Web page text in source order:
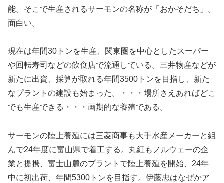
能。そこで生産されるサーモンの名称が「おかそだち」。
面白い。
現在は年間30トンを生産、関東圏を中心としたスーパー
や回転寿司などの飲食店で流通している。三井物産などが
新たに出資、採算が取れる年間3500トンを目指し、新た
なプラントの建設も始まった。・・・場所さえあればどこ
でも生産できる・・・画期的な養殖である。
サーモンの陸上養殖には三菱商事も大手水産メーカーと組
んで24年度に富山県で着工する。丸紅もノルウェーの企
業と提携、富士山麓のプラントで陸上養殖を開始、24年
中に初出荷、年間5300トンを目指す。伊藤忠はなぜかア